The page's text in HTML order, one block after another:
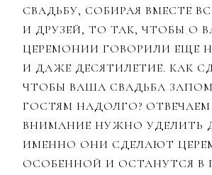
СВАДЬБУ, СОБИРАЯ ВМЕСТЕ
И ДРУЗЕЙ, ТО ТАК, ЧТОБЫ О
ЦЕРЕМОНИИ ГОВОРИЛИ ЕЩЕ
И ДАЖЕ ДЕСЯТИЛЕТИЕ. КАК
ЧТОБЫ ВАША СВАДЬБА
ГОСТЯМ НАДОЛГО?
ВНИМАНИЕ НУЖНО УДЕЛИТЬ
ИМЕННО ОНИ СДЕЛАЮТ
ОСОБЕННОЙ И ОСТАНУТСЯ В